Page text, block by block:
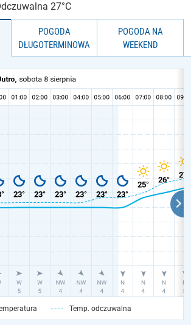
27°C
POGODA
DŁUGOTERMINOWA
POGODA NA
WEEKEND
Temp. odczuwalna